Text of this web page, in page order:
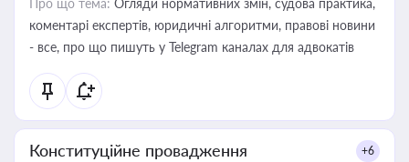
Про що тема: Огляди нормативних змін, судова практика,
коментарі експертів, юридичні алгоритми, правові новини
- все, про що пишуть у Telegram каналах для адвокатів
Конституційне провадження +6